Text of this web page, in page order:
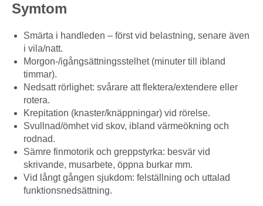
Symtom
Smärta i handleden – först vid belastning, senare även
i vila/natt.
Morgon-/igångsättningsstelhet (minuter till ibland
timmar).
Nedsatt rörlighet: svårare att flektera/extendere eller
rotera.
Krepitation (knaster/knäppningar) vid rörelse.
Svullnad/ömhet vid skov, ibland värmeökning och
rodnad.
Sämre finmotorik och greppstyrka: besvär vid
skrivande, musarbete, öppna burkar mm.
Vid långt gången sjukdom: felställning och uttalad
funktionsnedsättning.